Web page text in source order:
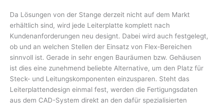
Da Lösungen von der Stange derzeit nicht auf dem Markt
erhältlich sind, wird jede Leiterplatte komplett nach
Kundenanforderungen neu designt. Dabei wird auch festgelegt,
ob und an welchen Stellen der Einsatz von Flex-Bereichen
sinnvoll ist. Gerade in sehr engen Bauräumen bzw. Gehäusen
ist dies eine zunehmend beliebte Alternative, um den Platz für
Steck- und Leitungskomponenten einzusparen. Steht das
Leiterplattendesign einmal fest, werden die Fertigungsdaten
aus dem CAD-System direkt an den dafür spezialisierten